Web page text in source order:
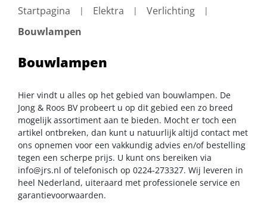
Startpagina Elektra
Verlichting
Bouwlampen
Bouwlampen
Hier vindt u alles op het gebied van bouwlampen. De
Jong & Roos BV probeert u op dit gebied een zo breed
mogelijk assortiment aan te bieden. Mocht er toch een
artikel ontbreken, dan kunt u natuurlijk altijd contact met
ons opnemen voor een vakkundig advies en/of bestelling
tegen een scherpe prijs. U kunt ons bereiken via
info@jrs.nl of telefonisch op 0224-273327. Wij leveren in
heel Nederland, uiteraard met professionele service en
garantievoorwaarden.